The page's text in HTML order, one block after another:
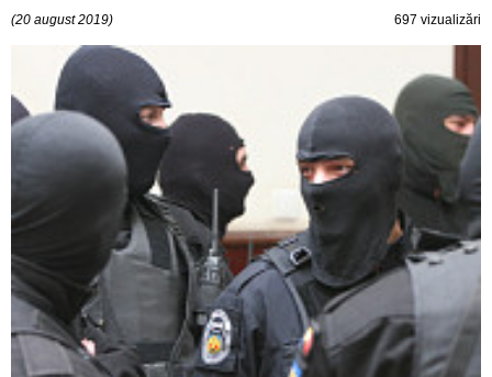
(20 august 2019) 697 vizualizări